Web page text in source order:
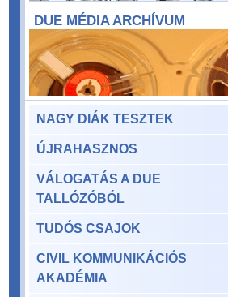
DUE MÉDIA ARCHÍVUM
NAGY DIÁK TESZTEK
ÚJRAHASZNOS
VÁLOGATÁS A DUE
TALLÓZÓBÓL
TUDÓS CSAJOK
CIVIL KOMMUNIKÁCIÓS
AKADÉMIA